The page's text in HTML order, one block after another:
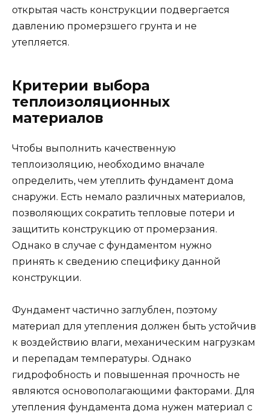
открытая часть конструкции подвергается
давлению промерзшего грунта и не
утепляется.
Критерии выбора
теплоизоляционных
материалов
Чтобы выполнить качественную
теплоизоляцию, необходимо вначале
определить, чем утеплить фундамент дома
снаружи. Есть немало различных материалов,
позволяющих сократить тепловые потери и
защитить конструкцию от промерзания.
Однако в случае с фундаментом нужно
принять к сведению специфику данной
конструкции.
Фундамент частично заглублен, поэтому
материал для утепления должен быть устойчив
к воздействию влаги, механическим нагрузкам
и перепадам температуры. Однако
гидрофобность и повышенная прочность не
являются основополагающими факторами. Для
утепления фундамента дома нужен материал с